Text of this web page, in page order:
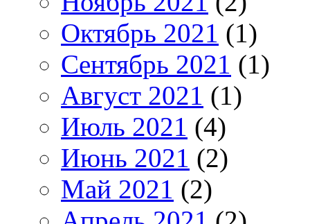
Октябрь 2021 (1)
Сентябрь 2021 (1)
Август 2021 (1)
Июль 2021 (4)
Июнь 2021 (2)
Май 2021 (2)